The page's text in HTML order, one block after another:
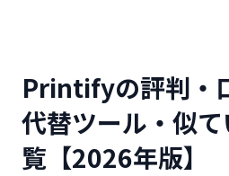
Printifyの評判・
代替ツール・似
覧【2026年版】